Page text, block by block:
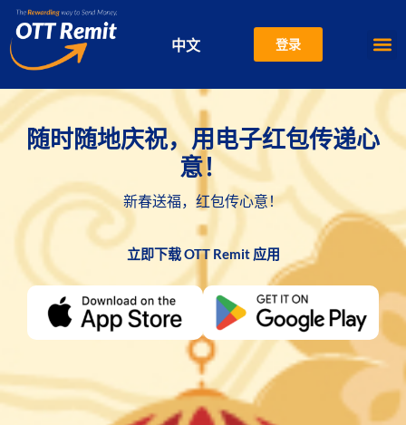
中文
EN 登录
随时随地庆祝，用电子红包传递心
意！
新春送福，红包传心意！
立即下载 OTT Remit 应用